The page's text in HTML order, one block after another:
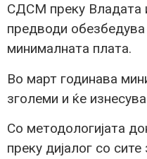
СДСМ преку Владата
предводи обезбедува
минималната плата.
Во март годинава
зголеми и ќе
Со методологијата
преку дијалог со